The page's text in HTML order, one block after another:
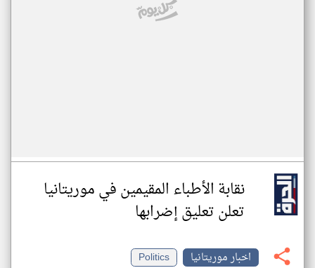
نقابة الأطباء المقيمين في موريتانيا
تعلن تعليق إضرابها
اخبار موريتانيا
Politics